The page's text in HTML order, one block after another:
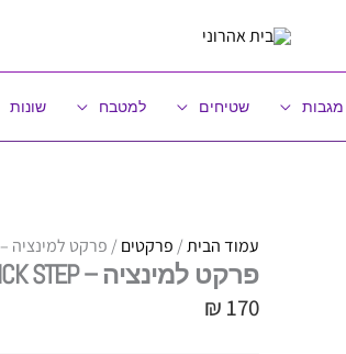
מגבות שטיחים למטבח שונות
עמוד הבית/ פרקטים / פרקט למינציה – Quick Step – דגם Eligna
פרקט למינציה – QUICK STEP – דגם ELIGNA
₪ 170